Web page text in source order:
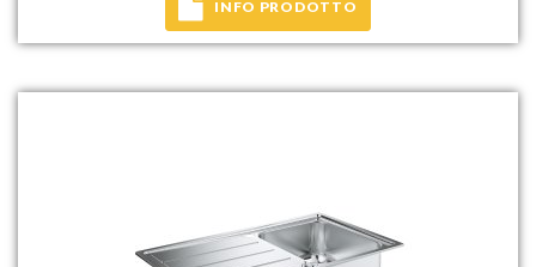
INFO PRODOTTO